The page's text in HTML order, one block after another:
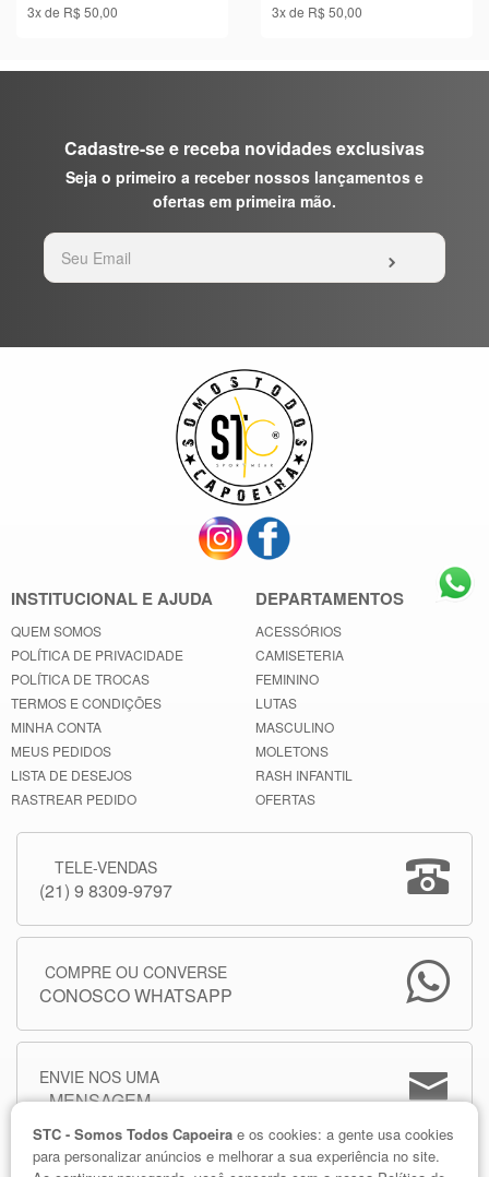
3x de R$ 50,00 3x de R$ 50,00
Cadastre-se e receba novidades exclusivas
Seja o primeiro a receber nossos lançamentos e
ofertas em primeira mão.
INSTITUCIONAL E AJUDA
QUEM SOMOS
POLÍTICA DE PRIVACIDADE
POLÍTICA DE TROCAS
TERMOS E CONDIÇÕES
MINHA CONTA
MEUS PEDIDOS
LISTA DE DESEJOS
RASTREAR PEDIDO
DEPARTAMENTOS
ACESSÓRIOS
CAMISETERIA
FEMININO
LUTAS
MASCULINO
MOLETONS
RASH INFANTIL
OFERTAS
TELE-VENDAS
(21) 9 8309-9797
COMPRE OU CONVERSE
CONOSCO WHATSAPP
ENVIE NOS UMA
MENSAGEM
STC - Somos Todos Capoeira e os cookies: a gente usa cookies
para personalizar anúncios e melhorar a sua experiência no site.